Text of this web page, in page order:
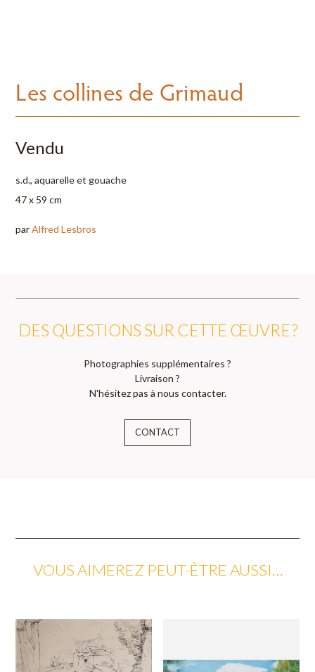
Les collines de Grimaud
Vendu
s.d., aquarelle et gouache
47 x 59 cm
parAlfred Lesbros
DES QUESTIONS SUR CETTE ŒUVRE ?
Photographies supplémentaires ?
Livraison ?
N'hésitez pas à nous contacter.
CONTACT
VOUS AIMEREZ PEUT-ÊTRE AUSSI…